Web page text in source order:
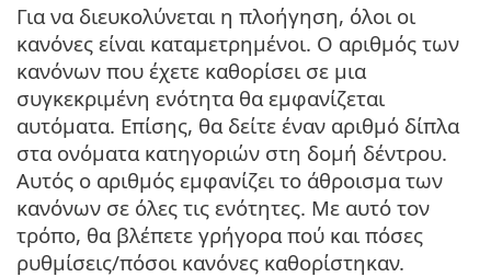
Για να διευκολύνεται η πλοήγηση, όλοι οι
κανόνες είναι καταμετρημένοι. Ο αριθμός των
κανόνων που έχετε καθορίσει σε μια
συγκεκριμένη ενότητα θα εμφανίζεται
αυτόματα. Επίσης, θα δείτε έναν αριθμό δίπλα
στα ονόματα κατηγοριών στη δομή δέντρου.
Αυτός ο αριθμός εμφανίζει το άθροισμα των
κανόνων σε όλες τις ενότητες. Με αυτό τον
τρόπο, θα βλέπετε γρήγορα πού και πόσες
ρυθμίσεις/πόσοι κανόνες καθορίστηκαν.